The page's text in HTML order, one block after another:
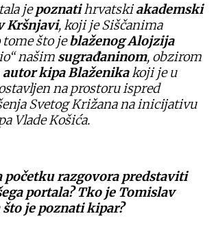
jepoznatihrvatskiakademski
Kršnjavi, koji je Siščanima
što jeblaženog Alojzija
našim sugrađaninom, obzirom
autor kipa Blaženikakoji je u
na prostoru ispred
Svetog Križana na inicijativu
Vlade Košića.
početku razgovora predstaviti
portala? Tko je Tomislav
je poznati kipar?